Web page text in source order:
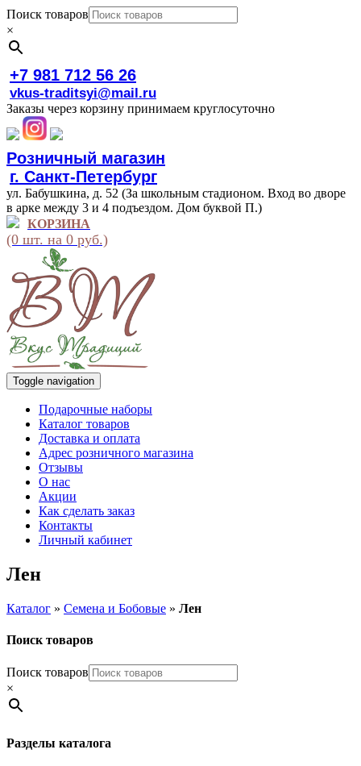
Поиск товаров
×
+7 981 712 56 26
vkus-traditsyi@mail.ru
Заказы через корзину принимаем круглосуточно
Розничный магазин
г. Санкт-Петербург
ул. Бабушкина, д. 52 (За школьным стадионом. Вход во дворе
в арке между 3 и 4 подъездом. Дом буквой П.)
КОРЗИНА
(0 шт. на 0 руб.)
Toggle navigation
Подарочные наборы
Каталог товаров
Доставка и оплата
Адрес розничного магазина
Отзывы
О нас
Акции
Как сделать заказ
Контакты
Личный кабинет
Лен
Каталог » Семена и Бобовые » Лен
Поиск товаров
Поиск товаров
×
Разделы каталога